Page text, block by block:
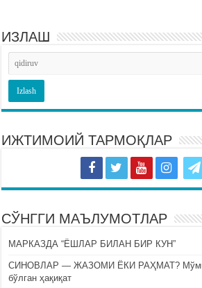
ИЗЛАШ
ИЖТИМОИЙ ТАРМОҚЛАР
СЎНГГИ МАЪЛУМОТЛАР
МАРКАЗДА “ЁШЛАР БИЛАН БИР КУН”
СИНОВЛАР — ЖАЗОМИ ЁКИ РАҲМАТ?
бўлган ҳақиқат